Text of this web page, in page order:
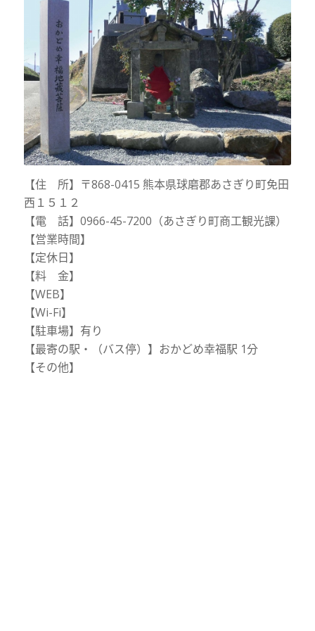
【住 所】〒868-0415 熊本県球磨郡あさぎり町免田
西１５１２
【電 話】0966-45-7200（あさぎり町商工観光課）
【営業時間】
【定休日】
【料 金】
【WEB】
【Wi-Fi】
【駐車場】有り
【最寄の駅・（バス停）】おかどめ幸福駅 1分
【その他】